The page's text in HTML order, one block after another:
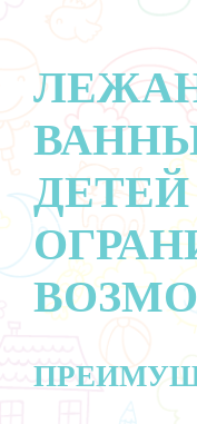
ДЕТЕЙ